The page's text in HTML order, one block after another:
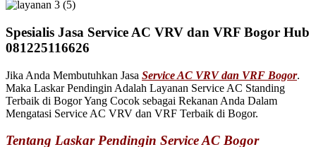
Spesialis Jasa Service AC VRV dan VRF Bogor Hub
081225116626
Jika Anda Membutuhkan Jasa Service AC VRV dan VRF Bogor.
Maka Laskar Pendingin Adalah Layanan Service AC Standing
Terbaik di Bogor Yang Cocok sebagai Rekanan Anda Dalam
Mengatasi Service AC VRV dan VRF Terbaik di Bogor.
Tentang Laskar Pendingin Service AC Bogor